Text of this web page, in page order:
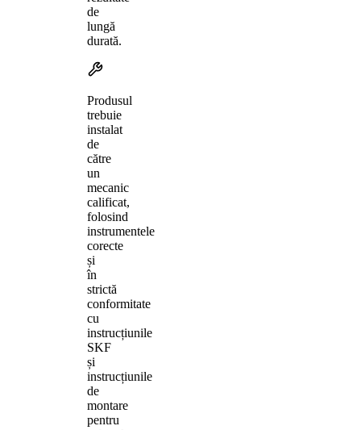
de
lungă
durată.
Produsul
trebuie
instalat
de
către
un
mecanic
calificat,
folosind
instrumentele
corecte
și
în
strictă
conformitate
cu
instrucțiunile
SKF
și
instrucțiunile
de
montare
pentru